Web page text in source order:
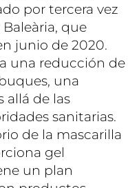
por tercera vez
Baleària, que
junio de 2020.
una reducción de
una
allá de las
sanitarias.
de la mascarilla
gel
un plan